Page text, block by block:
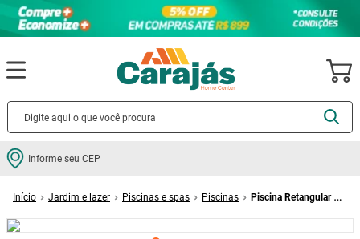
Informe seu CEP
Jardim e lazer Piscinas e spas Piscinas
Piscina Retangular de
Termos mais buscados
2º porcelanato